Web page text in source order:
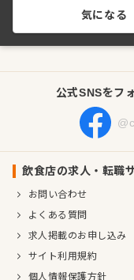
気になる
公式SNSをフ
飲食店の求人・転職
お問い合わせ
よくある質問
求人掲載のお申し込み
サイト利用規約
個人情報保護方針